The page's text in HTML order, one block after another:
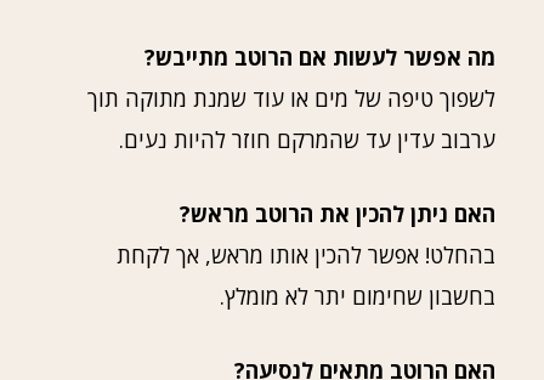
מה אפשר לעשות אם הרוטב מתייבש?
לשפוך טיפה של מים או עוד שמנת מתוקה תוך
ערבוב עדין עד שהמרקם חוזר להיות נעים.
האם ניתן להכין את הרוטב מראש?
בהחלט! אפשר להכין אותו מראש, אך לקחת
בחשבון שחימום יתר לא מומלץ.
האם הרוטב מתאים לנסיעה?